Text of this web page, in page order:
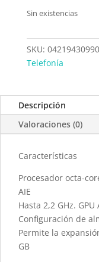
Sin existencias
SKU: 04219430990
Telefonía
Descripción
Valoraciones (0)
Características
Procesador octa-
AIE
Hasta 2,2 GHz.
Configuración de
Permite la
GB